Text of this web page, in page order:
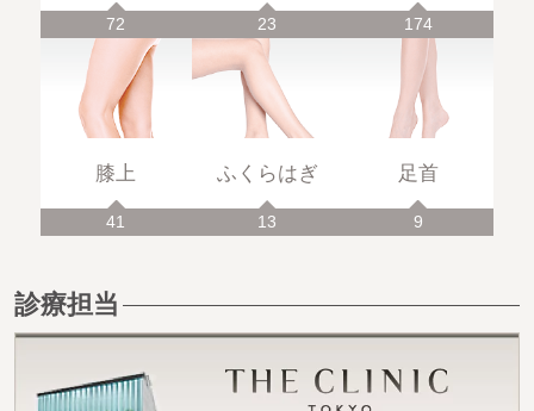
72 23 174
膝上
41
ふくらはぎ
13
足首
9
診療担当